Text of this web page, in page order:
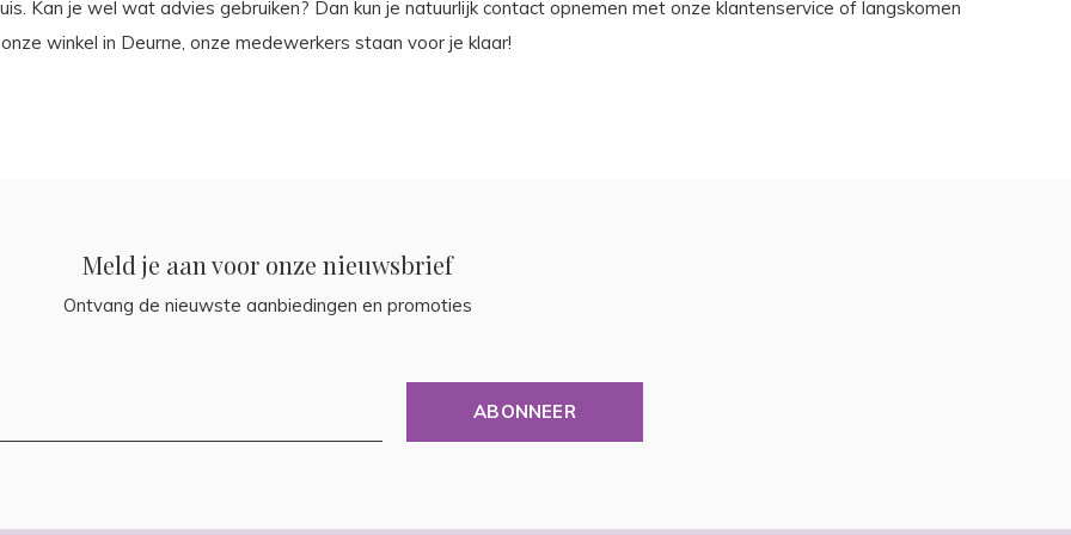
Kan je wel wat advies gebruiken? Dan kun je natuurlijk contact opnemen met onze klantenservice of langskomen
winkel in Deurne, onze medewerkers staan voor je klaar!
Meld je aan voor onze nieuwsbrief
Ontvang de nieuwste aanbiedingen en promoties
ABONNEER